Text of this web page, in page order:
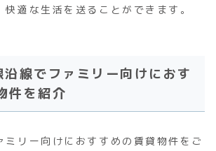
適な生活を送ることができます。
線でファミリー向けにおす
件を紹介
ミリー向けにおすすめの賃貸物件をご